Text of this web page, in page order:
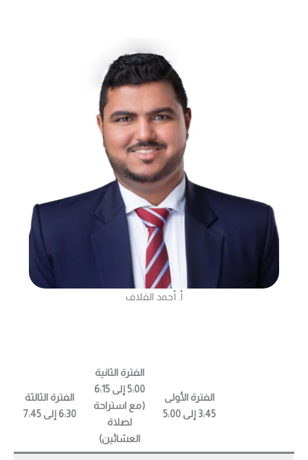
أ. أحمد القلاف
الفترة الأولى
3:45 إلى 5:00
الفترة الثانية
5:00 إلى 6:15
(مع استراحة
لصلاة
العشائين)
الفترة الثالثة
6:30 إلى 7:45